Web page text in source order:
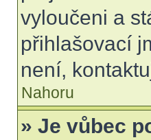
vyloučeni a
přihlašovací
není,
Nahoru
» Je vůbec